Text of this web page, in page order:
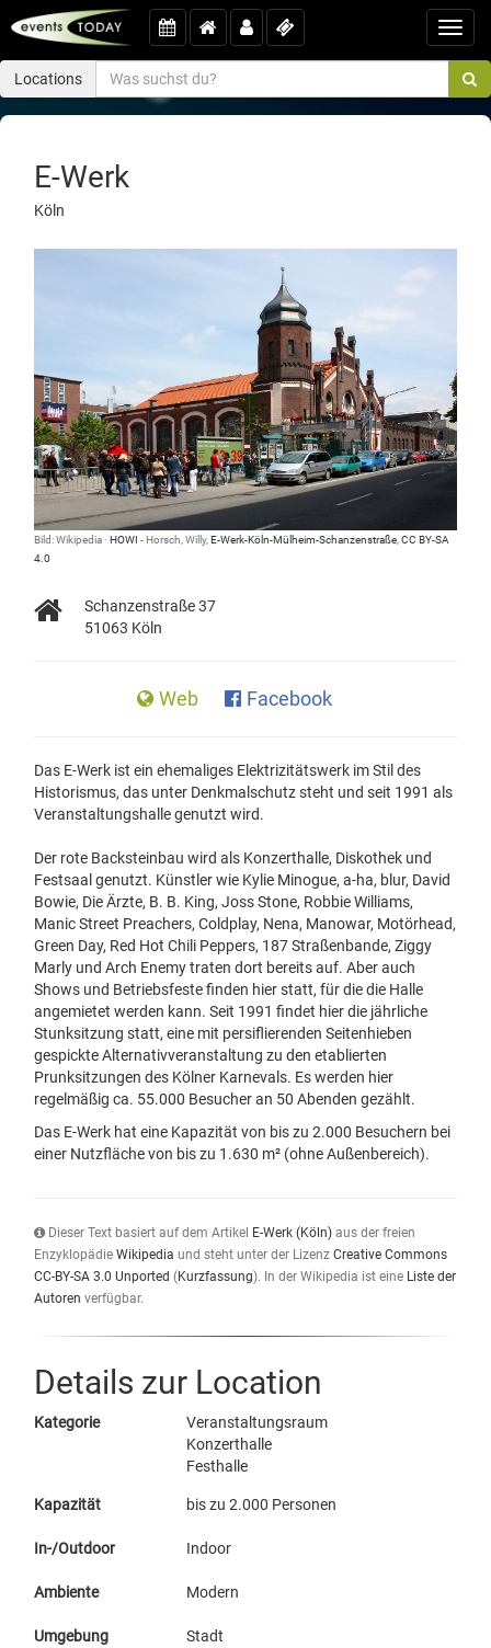
Locations
E-Werk
Köln
Bild: Wikipedia · HOWI - Horsch, Willy,E-Werk-Köln-Mülheim-Schanzenstraße,CC BY-SA
4.0
Schanzenstraße 37
51063 Köln
Web Facebook
Das E-Werk ist ein ehemaliges Elektrizitätswerk im Stil des
Historismus, das unter Denkmalschutz steht und seit 1991 als
Veranstaltungshalle genutzt wird.
Der rote Backsteinbau wird als Konzerthalle, Diskothek und
Festsaal genutzt. Künstler wie Kylie Minogue, a-ha, blur, David
Bowie, Die Ärzte, B. B. King, Joss Stone, Robbie Williams,
Manic Street Preachers, Coldplay, Nena, Manowar, Motörhead,
Green Day, Red Hot Chili Peppers, 187 Straßenbande, Ziggy
Marly und Arch Enemy traten dort bereits auf. Aber auch
Shows und Betriebsfeste finden hier statt, für die die Halle
angemietet werden kann. Seit 1991 findet hier die jährliche
Stunksitzung statt, eine mit persiflierenden Seitenhieben
gespickte Alternativveranstaltung zu den etablierten
Prunksitzungen des Kölner Karnevals. Es werden hier
regelmäßig ca. 55.000 Besucher an 50 Abenden gezählt.
Das E-Werk hat eine Kapazität von bis zu 2.000 Besuchern bei
einer Nutzfläche von bis zu 1.630 m² (ohne Außenbereich).
Dieser Text basiert auf dem Artikel E-Werk (Köln) aus der freien
Enzyklopädie Wikipedia und steht unter der Lizenz Creative Commons
CC-BY-SA 3.0 Unported (Kurzfassung). In der Wikipedia ist eine Liste der
Autoren verfügbar.
Details zur Location
Kategorie
Veranstaltungsraum
Konzerthalle
Festhalle
Kapazität bis zu 2.000 Personen
In-/Outdoor Indoor
Ambiente Modern
Umgebung
Stadt